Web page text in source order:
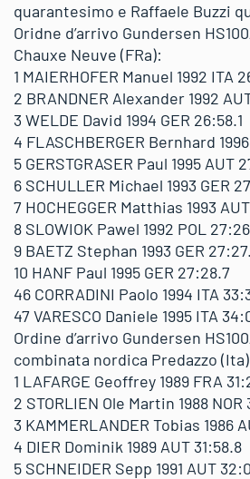
quarantesimo e Raffaele Buzzi
Oridne d’arrivo Gundersen
Chauxe Neuve (FRa):
1 MAIERHOFER Manuel 1992 ITA
2 BRANDNER Alexander 1992
3 WELDE David 1994 GER 26:58.1
4 FLASCHBERGER Bernhard
5 GERSTGRASER Paul 1995 AUT
6 SCHULLER Michael 1993 GER
7 HOCHEGGER Matthias 1993
8 SLOWIOK Pawel 1992 POL
9 BAETZ Stephan 1993 GER
10 HANF Paul 1995 GER 27:28.7
46 CORRADINI Paolo 1994 ITA
47 VARESCO Daniele 1995 ITA
Ordine d’arrivo Gundersen
combinata nordica Predazzo
1 LAFARGE Geoffrey 1989 FRA
2 STORLIEN Ole Martin 1988 NOR
3 KAMMERLANDER Tobias 1986
4 DIER Dominik 1989 AUT 31:58.8
5 SCHNEIDER Sepp 1991 AUT